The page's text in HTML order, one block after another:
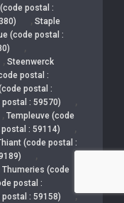
postal :
, Staple
(code postal :
,
, Steenwerck
postal :
postal :
: 59570) ,
, Templeuve (code
: 59114) ,
(code postal :
,
Thumeries (code
postal :
: 59158) ,